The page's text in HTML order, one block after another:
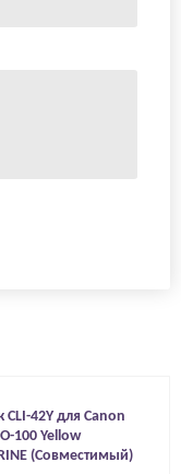
42Y для Canon
100 Yellow
(Совместимый)